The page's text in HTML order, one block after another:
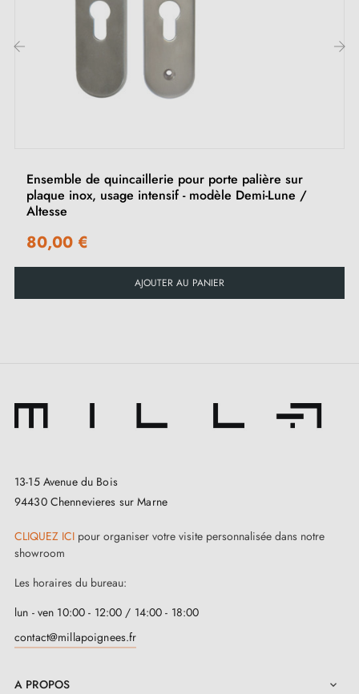
Ensemble de quincaillerie pour porte palière sur
plaque inox, usage intensif - modèle Demi-Lune /
Altesse
80,00 €
AJOUTER AU PANIER
13-15 Avenue du Bois
94430 Chennevieres sur Marne
CLIQUEZ ICI pour organiser votre visite personnalisée dans notre
showroom
Les horaires du bureau:
lun - ven 10:00 - 12:00 / 14:00 - 18:00
contact@millapoignees.fr
A PROPOS 